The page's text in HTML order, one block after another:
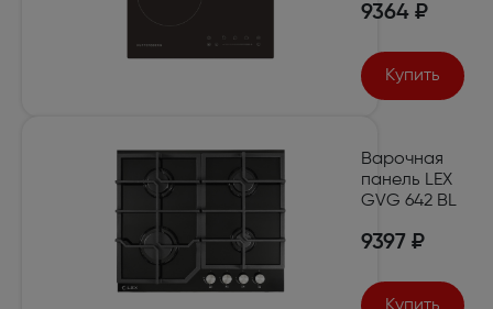
9364 ₽
Купить
Варочная
панель LEX
GVG 642 BL
9397 ₽
Купить